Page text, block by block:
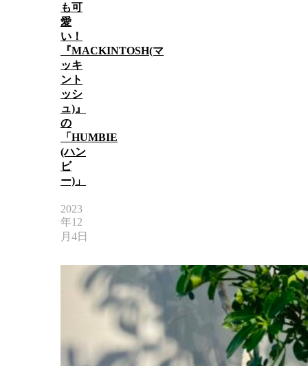
も可
愛
い！
『MACKINTOSH(マ
ッキ
ント
ッシ
ュ)』
の
「HUMBIE
(ハン
ビ
ー)」
2023
年12
月4日